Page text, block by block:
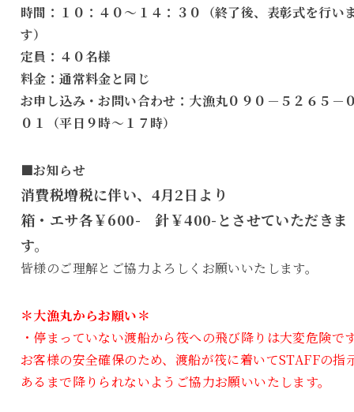
時間：１０：４０～１４：３０（終了後、表彰式を行い
す）
定員：４０名様
料金：通常料金と同じ
お申し込み・お問い合わせ：大漁丸０９０－５２６５－
０１（平日９時～１７時）
■お知らせ
消費税増税に伴い、4月2日より
箱・エサ各￥600- 針￥400-とさせていただきま
す。
皆様のご理解とご協力よろしくお願いいたします。
＊大漁丸からお願い＊
・停まっていない渡船から筏への飛び降りは大変危険で
お客様の安全確保のため、渡船が筏に着いてSTAFFの指
あるまで降りられないようご協力お願いいたします。